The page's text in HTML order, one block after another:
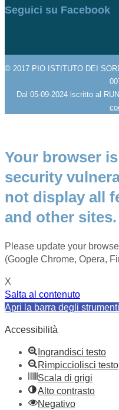
Seguici su Facebook
© 2017 PIO ISTITUTO DEI
Dal 05-09-2024 iscritto al
Your browser
security
not display all
and other sites.
Please update your
(Google Chrome, Opera,
X
Salta al contenuto
Apri la barra degli strumenti
Accessibilità
Ingrandisci testo
Rimpicciolisci testo
Scala di grigi
Alto contrasto
Negativo